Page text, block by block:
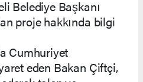
Belediye Başkanı
proje hakkında bilgi
Cumhuriyet
eden Bakan Çiftçi,